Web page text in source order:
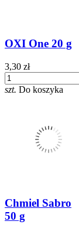
OXI One 20 g
3,30 zł
szt. Do koszyka
Chmiel Sabro
50 g